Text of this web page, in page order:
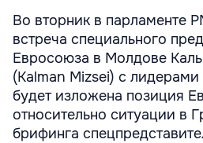
Во вторник в парламенте
встреча специального
Евросоюза в Молдове
(Kalman Mizsei) с
будет изложена позиция
относительно ситуации в
брифинга